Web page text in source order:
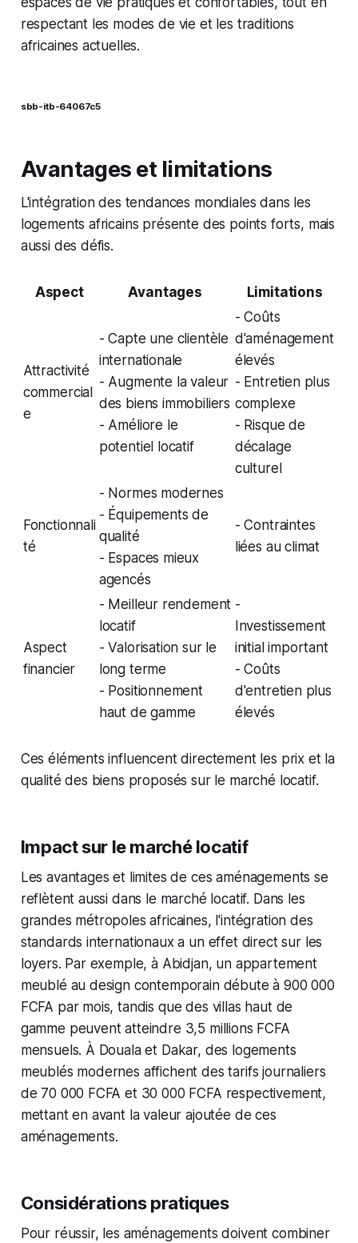
respectant les modes de vie et les traditions
africaines actuelles.
sbb-itb-64067c5
Avantages et limitations
L'intégration des tendances mondiales dans les
logements africains présente des points forts, mais
aussi des défis.
Aspect Avantages Limitations
Attractivité
commercial
e
- Capte une clientèle
internationale
- Augmente la valeur
des biens immobiliers
- Améliore le
potentiel locatif
- Coûts
d'aménagement
élevés
- Entretien plus
complexe
- Risque de
décalage
culturel
Fonctionnali
té
- Normes modernes
- Équipements de
qualité
- Espaces mieux
agencés
- Contraintes
liées au climat
Aspect
financier
- Meilleur rendement
locatif
- Valorisation sur le
long terme
- Positionnement
haut de gamme
-
Investissement
initial important
- Coûts
d'entretien plus
élevés
Ces éléments influencent directement les prix et la
qualité des biens proposés sur le marché locatif.
Impact sur le marché locatif
Les avantages et limites de ces aménagements se
reflètent aussi dans le marché locatif. Dans les
grandes métropoles africaines, l'intégration des
standards internationaux a un effet direct sur les
loyers. Par exemple, à Abidjan, un appartement
meublé au design contemporain débute à 900 000
FCFA par mois, tandis que des villas haut de
gamme peuvent atteindre 3,5 millions FCFA
mensuels. À Douala et Dakar, des logements
meublés modernes affichent des tarifs journaliers
de 70 000 FCFA et 30 000 FCFA respectivement,
mettant en avant la valeur ajoutée de ces
aménagements.
Considérations pratiques
Pour réussir, les aménagements doivent combiner